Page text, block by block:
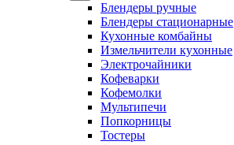
Блендеры ручные
Блендеры стационарные
Кухонные комбайны
Измельчители кухонные
Электрочайники
Кофеварки
Кофемолки
Мультипечи
Попкорницы
Тостеры